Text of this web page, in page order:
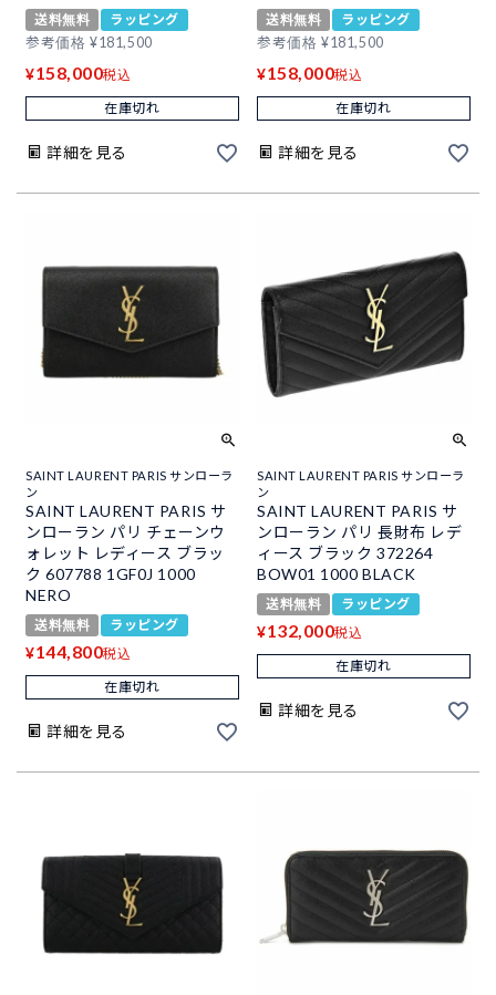
送料無料
ラッピング
参考価格 ¥181,500
¥158,000税込
在庫切れ
詳細を見る
送料無料
ラッピング
参考価格 ¥181,500
¥158,000税込
在庫切れ
詳細を見る
SAINT LAURENT PARIS サンローラ
ン
SAINT LAURENT PARIS サ
ンローラン パリ チェーンウ
ォレット レディース ブラッ
ク 607788 1GF0J 1000
NERO
送料無料 ラッピング
¥144,800税込
在庫切れ
詳細を見る
SAINT LAURENT PARIS サンローラ
ン
SAINT LAURENT PARIS サ
ンローラン パリ 長財布 レデ
ィース ブラック 372264
BOW01 1000 BLACK
送料無料 ラッピング
¥132,000税込
在庫切れ
詳細を見る